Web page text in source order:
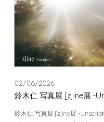
02/06/2026
鈴木仁 写真展 [zjine展 -
鈴木仁 写真展 [zjine展 -